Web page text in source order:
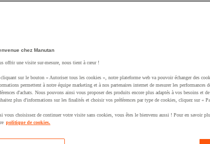
ajouté un produit à votre panier :
chez Manutan
offrir une visite sur-mesure, nous tient à cœur !
sur le bouton « Autoriser tous les cookies », notre plateforme web va pouvoir échanger des
permettent à notre équipe marketing et à nos partenaires internet de mesurer les performances
d'achats. Nous pouvons ainsi vous proposer des produits encore plus adaptés à vos besoins et
plus d'informations sur les finalités et choisir vos préférences par type de cookies, cliquez sur «
vous choisissez de continuer votre visite sans cookies, vous êtes le bienvenu aussi ! Pour en savoir
politique de cookies.